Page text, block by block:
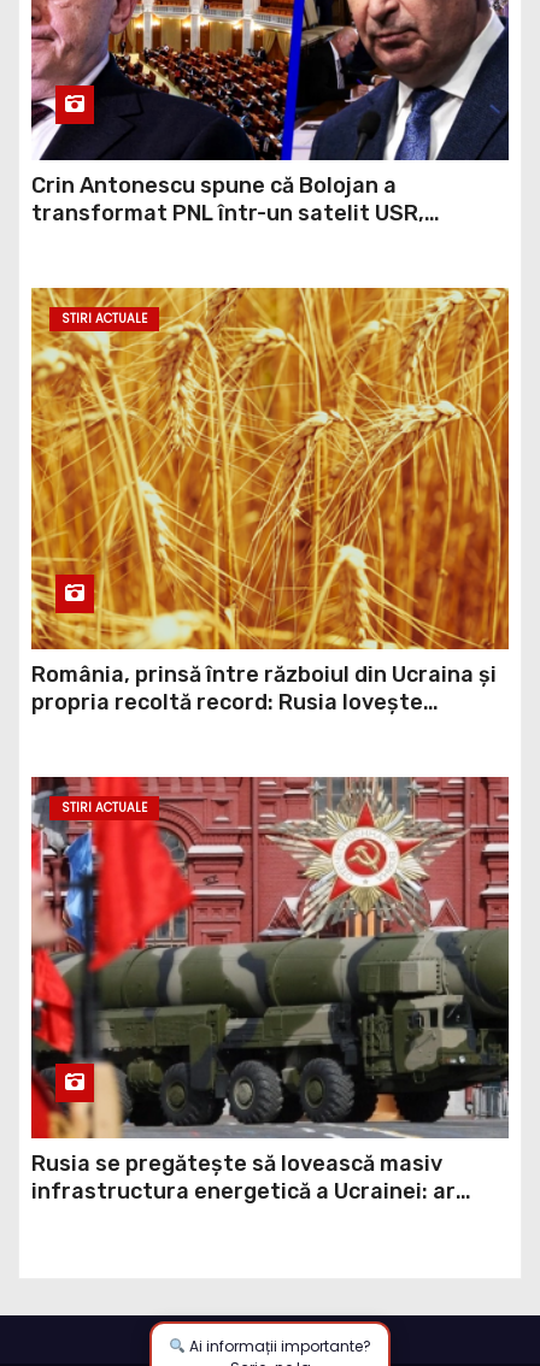
Crin Antonescu spune că Bolojan a
transformat PNL într-un satelit USR,
STIRI ACTUALE
România, prinsă între războiul din Ucraina și
propria recoltă record: Rusia lovește
exportul cerealelor
STIRI ACTUALE
Rusia se pregătește să lovească masiv
infrastructura energetică a Ucrainei: ar
Ai informații importante?